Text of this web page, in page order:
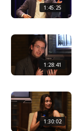
1:45:25
1:28:41
1:30:02